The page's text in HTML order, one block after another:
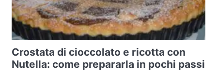
Crostata di cioccolato e ricotta con
Nutella: come prepararla in pochi passi